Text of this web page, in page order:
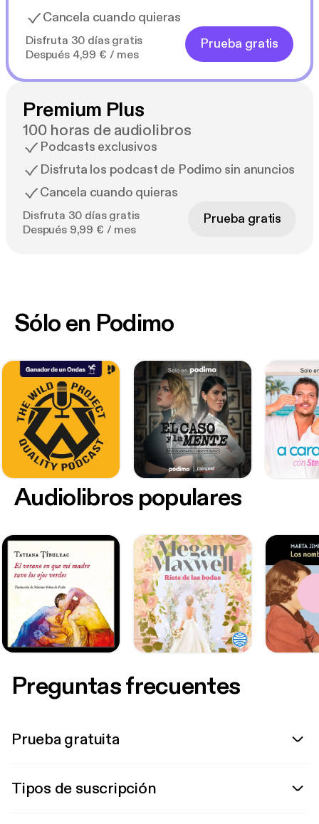
Cancela cuando quieras
Disfruta 30 días gratis
Después 4,99 € / mes
Prueba gratis
Premium Plus
100 horas de audiolibros
Podcasts exclusivos
Disfruta los podcast de Podimo sin anuncios
Cancela cuando quieras
Disfruta 30 días gratis
Después 9,99 € / mes
Prueba gratis
Sólo en Podimo
Audiolibros populares
Preguntas frecuentes
Prueba gratuita
Tipos de suscripción